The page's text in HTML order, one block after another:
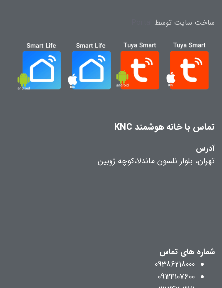
ساخت سایت توسط
تماس با خانه هوشمند KNC
آدرس
تهران، بلوار نلسون ماندلا،کوچه ژوبین
شماره های تماس
09386218000
09124107600